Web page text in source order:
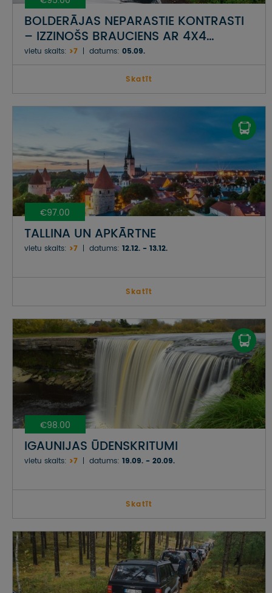
BOLDERĀJAS NEPARASTIE KONTRASTI
– IZZINOŠS BRAUCIENS AR 4X4
AUTOMAŠĪNĀM KOPĀ AR
NEPIERADINĀTO VIETU APCEĻOTĀJU
vietu skaits: >7 datums: 05.09.
Skatīt
€97.00
TALLINA UN APKĀRTNE
vietu skaits: >7 datums: 12.12. - 13.12.
Skatīt
€98.00
IGAUNIJAS ŪDENSKRITUMI
vietu skaits: >7 datums: 19.09. - 20.09.
Skatīt